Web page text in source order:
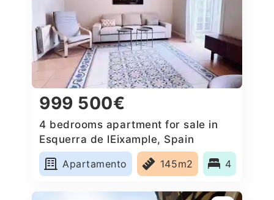
999 500€
4 bedrooms apartment for sale in
Esquerra de lEixample, Spain
Apartamento
145m2 4